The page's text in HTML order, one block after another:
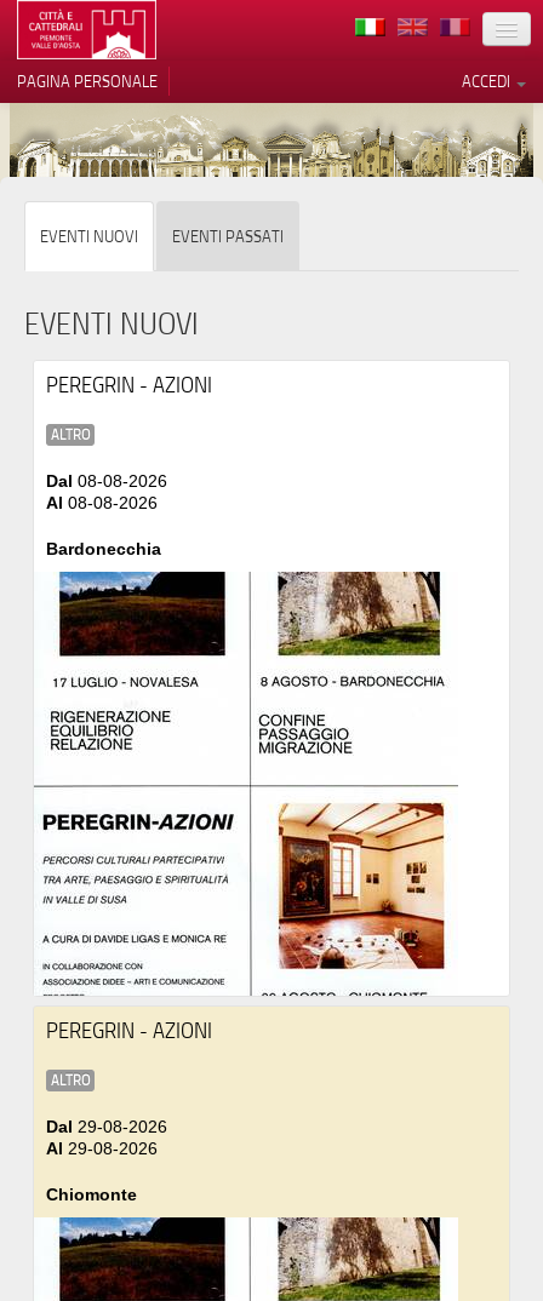
TERRITORIO
ARCHITETTURE
EVENTI
ACCOGLIENZE
PRESS
ACCEDI
PAGINA PERSONALE
EVENTI NUOVI EVENTI PASSATI
EVENTI NUOVI
PEREGRIN - AZIONI
ALTRO
Dal 08-08-2026
Al 08-08-2026
Bardonecchia
PEREGRIN - AZIONI
ALTRO
Dal 29-08-2026
Al 29-08-2026
Chiomonte
Le tue preferenze relative alla
privacy